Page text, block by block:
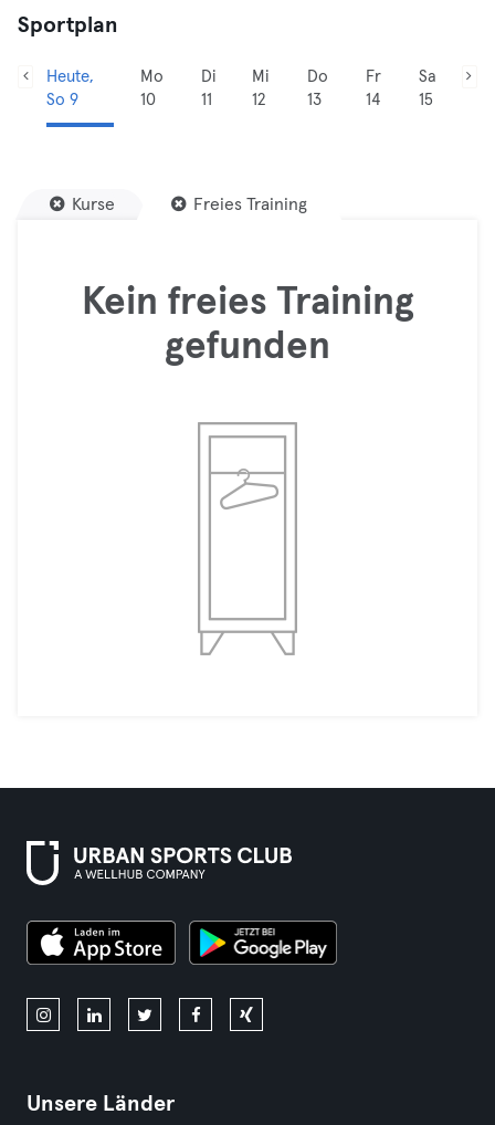
Sportplan
Heute,
So 9
Mo
10
Di
11
Mi
12
Do
13
Fr
14
Sa
15
Kurse Freies Training
Kein freies Training
gefunden
Unsere Länder